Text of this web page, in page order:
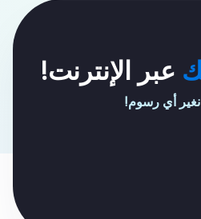
عبر الإنترنت!
نغير أي رسوم!